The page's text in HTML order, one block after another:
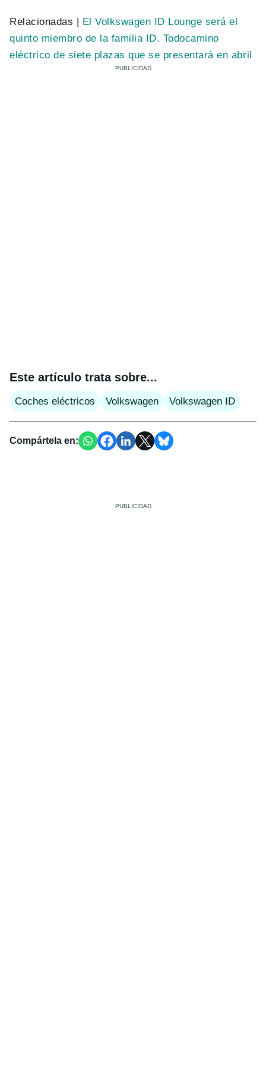
Relacionadas | El Volkswagen ID Lounge será el
quinto miembro de la familia ID. Todocamino
eléctrico de siete plazas que se presentará en abril
Este artículo trata sobre...
Coches eléctricos Volkswagen Volkswagen ID
Compártela en: